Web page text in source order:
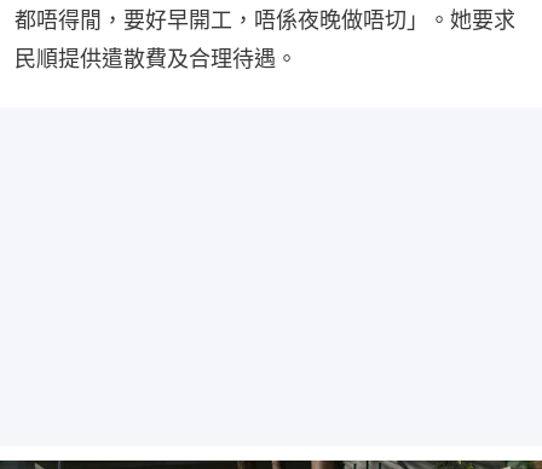
都唔得閒，要好早開工，唔係夜晚做唔切」。她要求
民順提供遣散費及合理待遇。